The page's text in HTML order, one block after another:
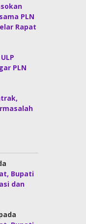
PLN
Rapat
PLN
Bupati
dan